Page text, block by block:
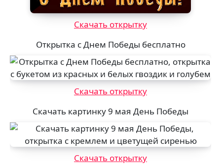
Скачать открытку
Открытка с Днем Победы бесплатно
Скачать открытку
Скачать картинку 9 мая День Победы
Скачать открытку